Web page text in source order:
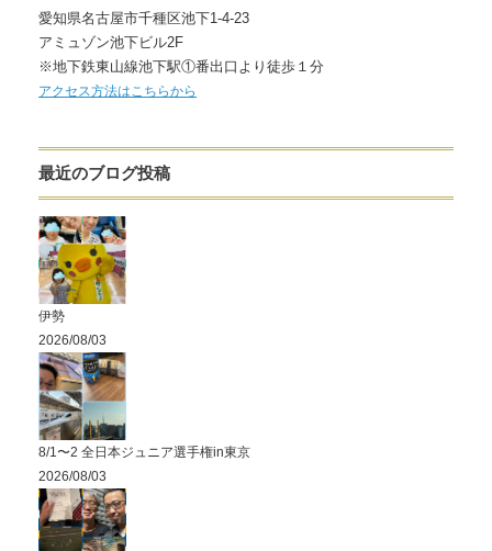
愛知県名古屋市千種区池下1-4-23
アミュゾン池下ビル2F
※地下鉄東山線池下駅①番出口より徒歩１分
アクセス方法はこちらから
最近のブログ投稿
伊勢
2026/08/03
8/1〜2 全日本ジュニア選手権in東京
2026/08/03